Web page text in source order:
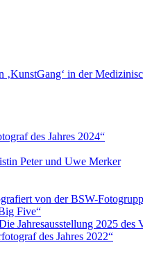
in der
des Jahres 2024“
Peter und Uwe Merker
von der BSW-
Five“
Jahresausstellung 2025
des Jahres 2022“